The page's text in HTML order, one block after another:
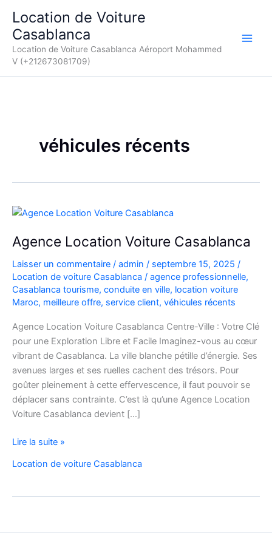
contenu
Location de Voiture
Casablanca
Location de Voiture Casablanca Aéroport Mohammed
V (+212673081709)
véhicules récents
Agence Location Voiture Casablanca
Laisser un commentaire / admin / septembre 15, 2025 /
Location de voiture Casablanca / agence professionnelle,
Casablanca tourisme, conduite en ville, location voiture
Maroc, meilleure offre, service client, véhicules récents
Agence Location Voiture Casablanca Centre-Ville : Votre Clé
pour une Exploration Libre et Facile Imaginez-vous au cœur
vibrant de Casablanca. La ville blanche pétille d’énergie. Ses
avenues larges et ses ruelles cachent des trésors. Pour
goûter pleinement à cette effervescence, il faut pouvoir se
déplacer sans contrainte. C’est là qu’une Agence Location
Voiture Casablanca devient […]
Agence
Voiture
Lire la suite »
Location de voiture Casablanca